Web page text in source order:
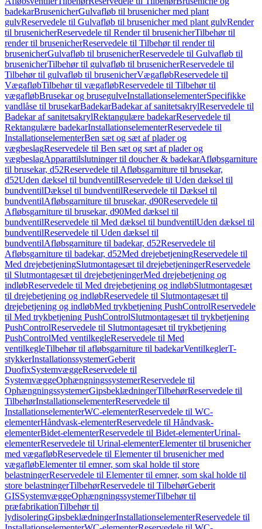
badekarBrusenicherGulvafløb til brusenicher med plant
gulvReservedele til Gulvafløb til brusenicher med plant gulvRender
til brusenicherReservedele til Render til brusenicherTilbehør til
render til brusenicherReservedele til Tilbehør til render til
brusenicherGulvafløb til brusenicherReservedele til Gulvafløb til
brusenicherTilbehør til gulvafløb til brusenicherReservedele til
Tilbehør til gulvafløb til brusenicherVægafløbReservedele til
VægafløbTilbehør til vægafløbReservedele til Tilbehør til
vægafløbBrusekar og brusegulveInstallationselementerSpecifikke
vandlåse til brusekarBadekarBadekar af sanitetsakrylReservedele til
Badekar af sanitetsakrylRektangulære badekarReservedele til
Rektangulære badekarInstallationselementerReservedele til
InstallationselementerBen sæt og sæt af plader og
vægbeslagReservedele til Ben sæt og sæt af plader og
vægbeslagApparattilslutninger til doucher & badekarAfløbsgarniture
til brusekar, d52Reservedele til Afløbsgarniture til brusekar,
d52Uden dæksel til bundventilReservedele til Uden dæksel til
bundventilDæksel til bundventilReservedele til Dæksel til
bundventilAfløbsgarniture til brusekar, d90Reservedele til
Afløbsgarniture til brusekar, d90Med dæksel til
bundventilReservedele til Med dæksel til bundventilUden dæksel til
bundventilReservedele til Uden dæksel til
bundventilAfløbsgarniture til badekar, d52Reservedele til
Afløbsgarniture til badekar, d52Med drejebetjeningReservedele til
Med drejebetjeningSlutmontagesæt til drejebetjeningerReservedele
til Slutmontagesæt til drejebetjeningerMed drejebetjening og
indløbReservedele til Med drejebetjening og indløbSlutmontagesæt
til drejebetjening og indløbReservedele til Slutmontagesæt til
drejebetjening og indløbMed trykbetjening PushControlReservedele
til Med trykbetjening PushControlSlutmontagesæt til trykbetjening
PushControlReservedele til Slutmontagesæt til trykbetjening
PushControlMed ventilkegleReservedele til Med
ventilkegleTilbehør til afløbsgarniture til badekarVentilkeglerT-
stykkerInstallationssystemerGeberit
DuofixSystemvæggeReservedele til
SystemvæggeOphængningssystemerReservedele til
OphængningssystemerGipsbeklædningerTilbehørReservedele til
TilbehørInstallationselementerReservedele til
InstallationselementerWC-elementerReservedele til WC-
elementerHåndvask-elementerReservedele til Håndvask-
elementerBidet-elementerReservedele til Bidet-elementerUrinal-
elementerReservedele til Urinal-elementerElementer til brusenicher
med vægafløbReservedele til Elementer til brusenicher med
vægafløbElementer til emner, som skal holde til store
belastningerReservedele til Elementer til emner, som skal holde til
store belastningerTilbehørReservedele til TilbehørGeberit
GISSystemvæggeOphængningssystemerTilbehør til
præfabrikationTilbehør til
lydisoleringGipsbeklædningerInstallationselementerReservedele til